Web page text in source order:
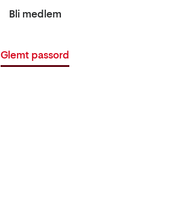
Bli medlem
Glemt passord